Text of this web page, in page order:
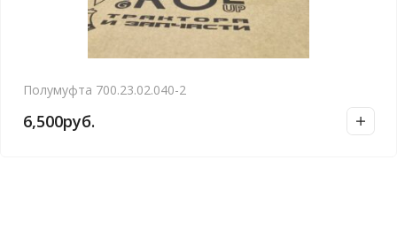
Полумуфта 700.23.02.040-2
6,500руб.